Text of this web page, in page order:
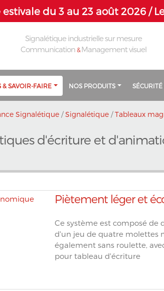
estivale du 3 au 23 août 2026 /
Signalétique industrielle sur mesure
Communication& Management visuel
& SAVOIR-FAIRE NOS PRODUITS
Signalétique /Signalétique /Tableaux
d'écriture et
Piètement léger et
Ce système est composé de
d'un jeu de quatre molettes
également sans roulette,
pour tableau d'écriture